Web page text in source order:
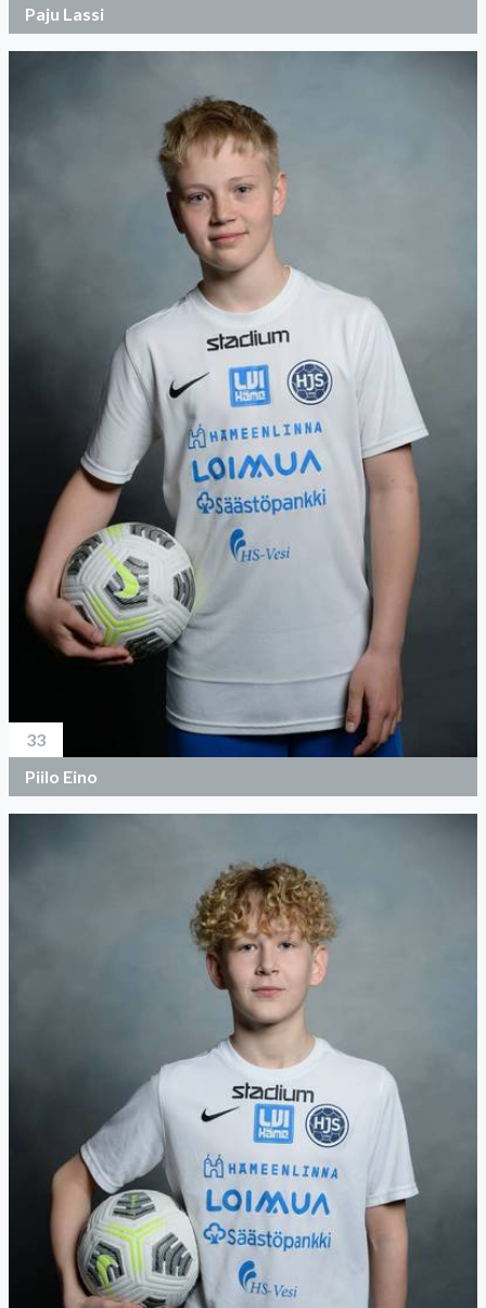
Paju Lassi
33
Piilo Eino